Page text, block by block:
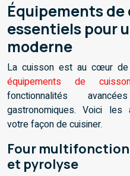
Équipements de
essentiels pour
moderne
La cuisson est au cœur
équipements de
fonctionnalités
gastronomiques. Voici les
votre façon de cuisiner.
Four
et pyrolyse